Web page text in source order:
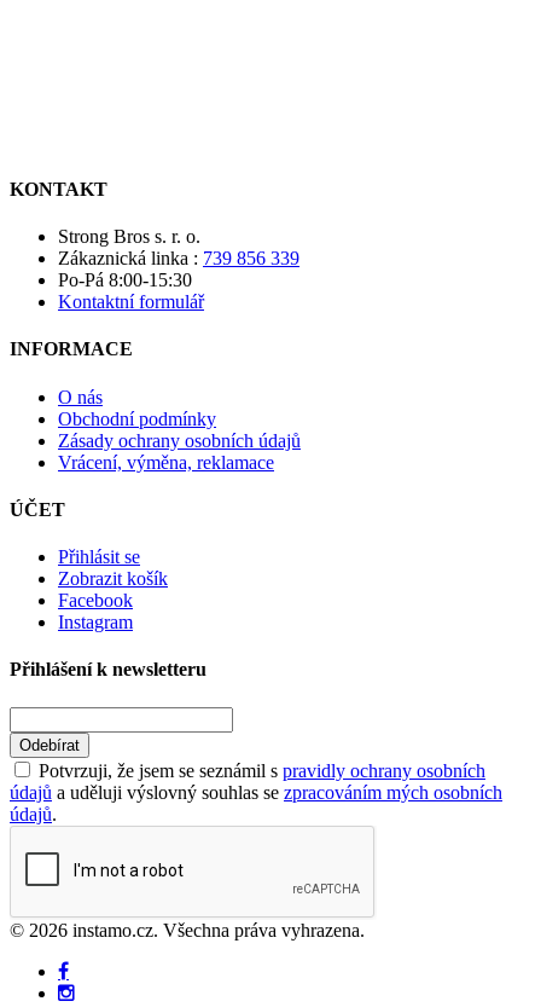
KONTAKT
Strong Bros s. r. o.
Zákaznická linka : 739 856 339
Po-Pá 8:00-15:30
Kontaktní formulář
INFORMACE
O nás
Obchodní podmínky
Zásady ochrany osobních údajů
Vrácení, výměna, reklamace
ÚČET
Přihlásit se
Zobrazit košík
Facebook
Instagram
Přihlášení k newsletteru
Odebírat
Potvrzuji, že jsem se seznámil s pravidly ochrany osobních
údajů a uděluji výslovný souhlas se zpracováním mých osobních
údajů.
© 2026 instamo.cz. Všechna práva vyhrazena.